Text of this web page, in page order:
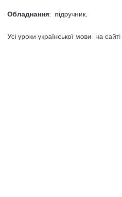
Обладнання: підручник.
Усі уроки української мови на сайті